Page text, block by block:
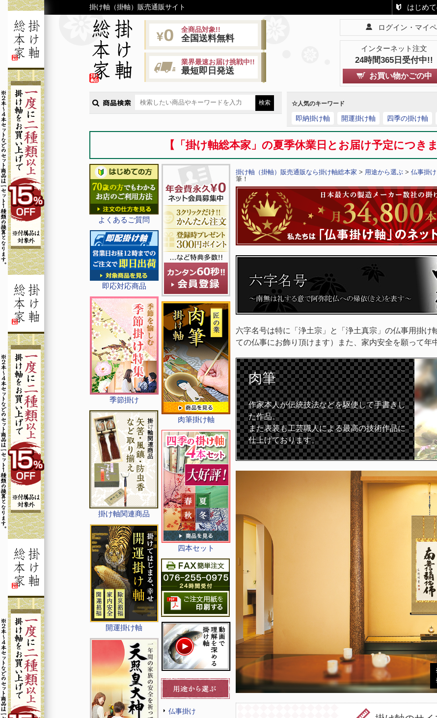
掛け軸（掛軸）販売通販サイト はじめ
全商品対象!!
全国送料無料
業界最速お届け挑戦中!!
最短即日発送
ログイン・マイ
インターネット注文
24時間365日受付中!!
お買い物かごの中
☆人気のキーワード
即納掛け軸 開運掛け軸 四季の掛け軸
【「掛け軸総本家」の夏季休業日とお届け予定につ
よくあるご質問
即応対応商品
季節掛け
掛け軸関連商品
開運掛け軸
肉筆掛け軸
四本セット
仏事掛け
掛け軸（掛軸）販売通販なら掛け軸総本家 > 用途から選ぶ > 仏事掛け
筆！
六字名号は特に「浄土宗」と「浄土真宗」の仏事用掛け
ての仏事にお飾り頂けます）また、家内安全を願って年
肉筆
作家本人が伝統技法などを駆使して手書きし
た作品。
また表装も工芸職人による最高の技術作品に
仕上げております。